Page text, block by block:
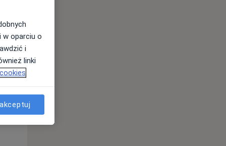
Wt,
11 Sie
w oparciu o
i
linki